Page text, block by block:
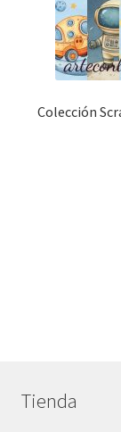
Colección
Tienda